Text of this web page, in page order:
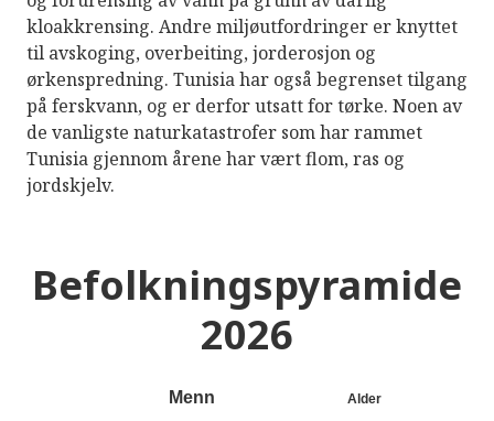
kloakkrensing. Andre miljøutfordringer er knyttet
til avskoging, overbeiting, jorderosjon og
ørkenspredning. Tunisia har også begrenset tilgang
på ferskvann, og er derfor utsatt for tørke. Noen av
de vanligste naturkatastrofer som har rammet
Tunisia gjennom årene har vært flom, ras og
jordskjelv.
Befolkningspyramide
2026
Menn Alder